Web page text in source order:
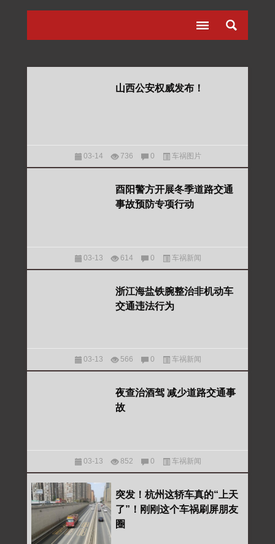
山西公安权威发布！
03-14 736 0 车祸图片
酉阳警方开展冬季道路交通
事故预防专项行动
03-13 614 0 车祸新闻
浙江海盐铁腕整治非机动车
交通违法行为
03-13 566 0 车祸新闻
夜查治酒驾 减少道路交通事
故
03-13 852 0 车祸新闻
突发！杭州这轿车真的“上天
了”！刚刚这个车祸刷屏朋友
圈